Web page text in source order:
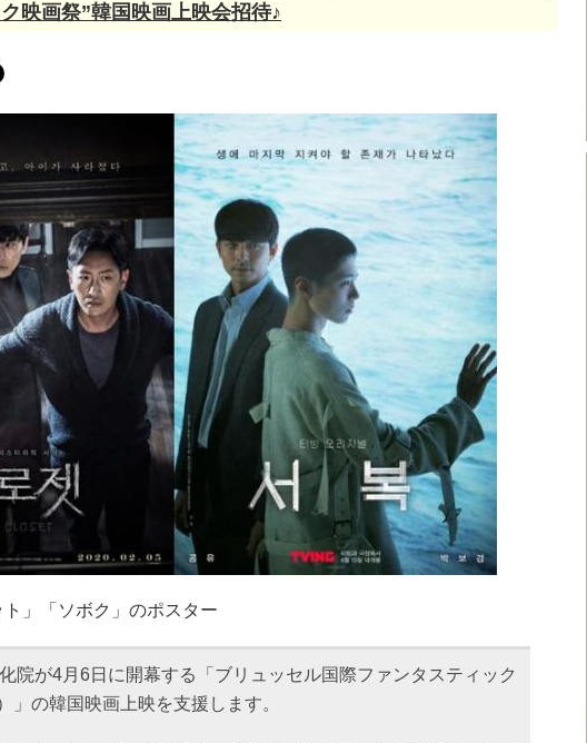
映画祭”韓国映画上映会招待♪
」「ソボク」のポスター
院が4月6日に開幕する「ブリュッセル国際ファンタスティック
」の韓国映画上映を支援します。